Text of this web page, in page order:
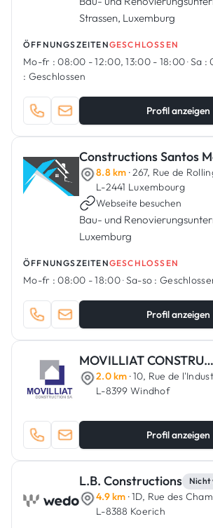
Strassen, Luxemburg
ÖFFNUNGSZEITENGESCHLOSSEN
Mo-fr : 08:00 - 12:00, 13:00 - 18:00·Sa :
: Geschlossen
Profil anzeigen
Constructions Santos
8.8 km · 267, Rue de
L-2441 Luxembourg
Webseite besuchen
Bau- und
Luxemburg
ÖFFNUNGSZEITENGESCHLOSSEN
Mo-fr : 08:00 - 18:00·Sa-so :
Profil anzeigen
MOVILLIAT CONSTRUCTION
2.0 km · 10, Rue de
L-8399 Windhof
Profil anzeigen
L.B. Constructions Nicht
4.9 km · 1D, Rue des
L-8388 Koerich